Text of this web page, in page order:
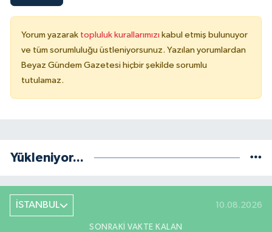
Yorum yazarak topluluk kurallarımızı kabul etmiş bulunuyor
ve tüm sorumluluğu üstleniyorsunuz. Yazılan yorumlardan
Beyaz Gündem Gazetesi hiçbir şekilde sorumlu
tutulamaz.
Yükleniyor...
İSTANBUL 10.08.2026
SONRAKI VAKTE KALAN